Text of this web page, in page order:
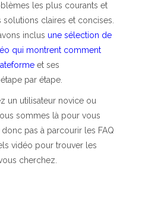
les plus courants et
solutions claires et concises.
inclus une sélection de
qui montrent comment
et ses
par étape.
un utilisateur novice ou
sommes là pour vous
donc pas à parcourir les FAQ
vidéo pour trouver les
cherchez.